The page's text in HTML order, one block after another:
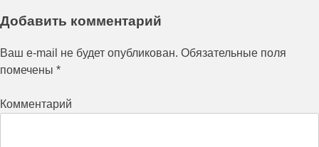
Добавить комментарий
Ваш e-mail не будет опубликован. Обязательные поля
помечены *
Комментарий